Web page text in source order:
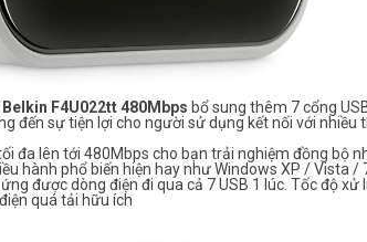
Belkin F4U022tt 480Mbps bổ sung thêm 7 cổng
đến sự tiện lợi cho người sử dụng kết nối với
đa lên tới 480Mbps cho bạn trải nghiệm đồng bộ
hành phổ biến hiện hay như Windows XP / Vista /
được dòng điện đi qua cả 7 USB 1 lúc. Tốc độ
quá tải hữu ích